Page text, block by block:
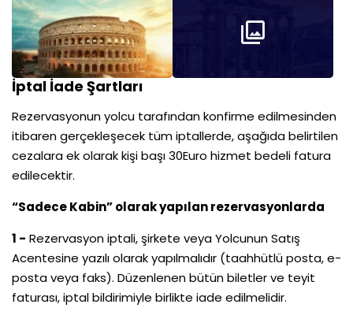
İptal İade Şartları
Rezervasyonun yolcu tarafından konfirme edilmesinden
itibaren gerçekleşecek tüm iptallerde, aşağıda belirtilen
cezalara ek olarak kişi başı 30Euro hizmet bedeli fatura
edilecektir.
“Sadece Kabin” olarak yapılan rezervasyonlarda
1 - Rezervasyon iptali, şirkete veya Yolcunun Satış
Acentesine yazılı olarak yapılmalıdır (taahhütlü posta, e-
posta veya faks). Düzenlenen bütün biletler ve teyit
faturası, iptal bildirimiyle birlikte iade edilmelidir.